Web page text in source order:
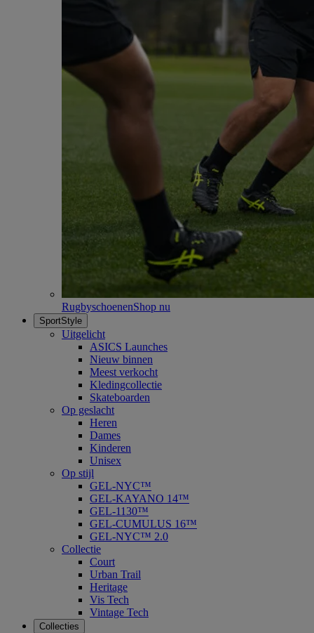
RugbyschoenenShop nu
SportStyle
Uitgelicht
ASICS Launches
Nieuw binnen
Meest verkocht
Kledingcollectie
Skateboarden
Op geslacht
Heren
Dames
Kinderen
Unisex
Op stijl
GEL-NYC™
GEL-KAYANO 14™
GEL-1130™
GEL-CUMULUS 16™
GEL-NYC™ 2.0
Collectie
Court
Urban Trail
Heritage
Vis Tech
Vintage Tech
Collecties